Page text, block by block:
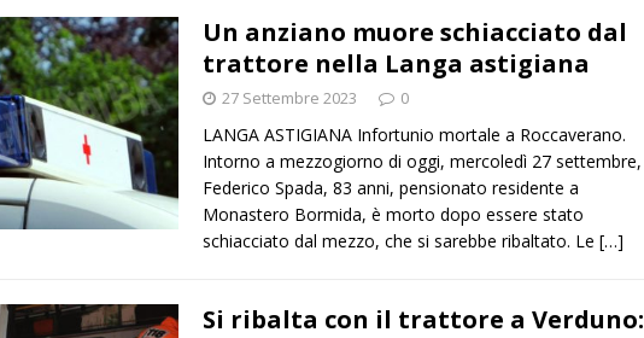
[ 6 Agosto 2026 ]
Serie D, il Bra nel Girone A: definito il cammino dei giallorossi
BRA
[ 6 Agosto 2026 ]
Dimissioni in Consiglio comunale ad Alba, Galeasso lascia:
«Nessun conflitto d’interessi»
ALBA
Un anziano muore schiacciato dal
trattore nella Langa astigiana
27 Settembre 2023 0
LANGA ASTIGIANA Infortunio mortale a Roccaverano.
Intorno a mezzogiorno di oggi, mercoledì 27 settembre,
Federico Spada, 83 anni, pensionato residente a
Monastero Bormida, è morto dopo essere stato
schiacciato dal mezzo, che si sarebbe ribaltato. Le […]
Si ribalta con il trattore a Verduno: